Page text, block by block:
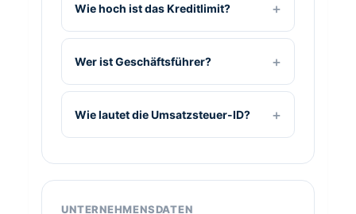
Wie hoch ist das Kreditlimit?
Wer ist Geschäftsführer?
Wie lautet die Umsatzsteuer-ID?
UNTERNEHMENSDATEN